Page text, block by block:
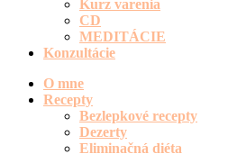
Kurz varenia
CD
MEDITÁCIE
Konzultácie
O mne
Recepty
Bezlepkové recepty
Dezerty
Eliminačná diéta